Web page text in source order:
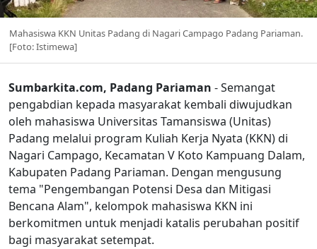
Mahasiswa KKN Unitas Padang di Nagari Campago Padang Pariaman.
[Foto: Istimewa]
Sumbarkita.com, Padang Pariaman - Semangat
pengabdian kepada masyarakat kembali diwujudkan
oleh mahasiswa Universitas Tamansiswa (Unitas)
Padang melalui program Kuliah Kerja Nyata (KKN) di
Nagari Campago, Kecamatan V Koto Kampuang Dalam,
Kabupaten Padang Pariaman. Dengan mengusung
tema "Pengembangan Potensi Desa dan Mitigasi
Bencana Alam", kelompok mahasiswa KKN ini
berkomitmen untuk menjadi katalis perubahan positif
bagi masyarakat setempat.